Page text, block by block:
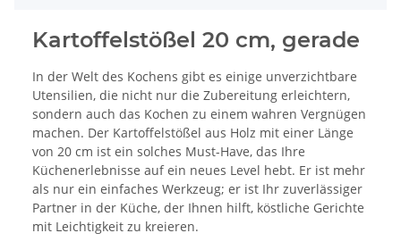
Kartoffelstößel 20 cm, gerade
In der Welt des Kochens gibt es einige unverzichtbare
Utensilien, die nicht nur die Zubereitung erleichtern,
sondern auch das Kochen zu einem wahren Vergnügen
machen. Der Kartoffelstößel aus Holz mit einer Länge
von 20 cm ist ein solches Must-Have, das Ihre
Küchenerlebnisse auf ein neues Level hebt. Er ist mehr
als nur ein einfaches Werkzeug; er ist Ihr zuverlässiger
Partner in der Küche, der Ihnen hilft, köstliche Gerichte
mit Leichtigkeit zu kreieren.